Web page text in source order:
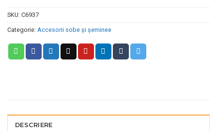
SKU: C6937
Categorie: Accesorii sobe și șeminee
DESCRIERE